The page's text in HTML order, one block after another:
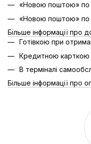
«Новою поштою» по
«Новою поштою» по
Більше інформації про
Готівкою при
Кредитною карткою
В терміналі
Більше інформації про